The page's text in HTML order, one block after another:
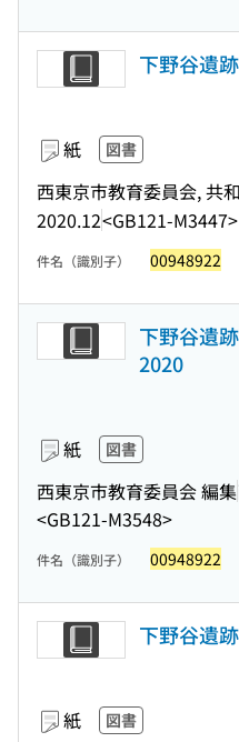
下野谷遺
紙 図書
西東京市教育委員会, 共
2020.12<GB121-M3447>
件名（識別子） 00948922
下野谷遺
2020
紙 図書
西東京市教育委員会 編集
<GB121-M3548>
件名（識別子） 00948922
下野谷遺
紙 図書